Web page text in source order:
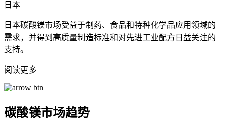
日本
日本碳酸镁市场受益于制药、食品和特种化学品应用领域的
需求，并得到高质量制造标准和对先进工业配方日益关注的
支持。
阅读更多
碳酸镁市场趋势